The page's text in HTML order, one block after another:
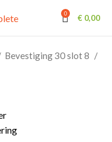
0 € 0,00
Bevestiging 30 slot 8